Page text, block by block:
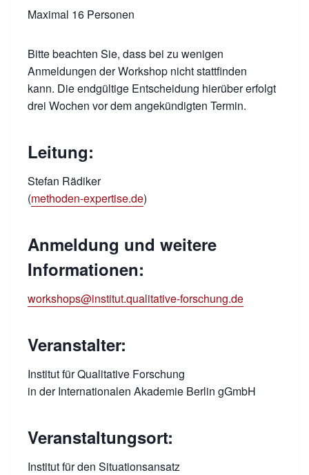
Maximal 16 Personen
Bitte beachten Sie, dass bei zu wenigen
Anmeldungen der Workshop nicht stattfinden
kann. Die endgültige Entscheidung hierüber erfolgt
drei Wochen vor dem angekündigten Termin.
Leitung:
Stefan Rädiker
(methoden-expertise.de)
Anmeldung und weitere
Informationen:
workshops@institut.qualitative-forschung.de
Veranstalter:
Institut für Qualitative Forschung
in der Internationalen Akademie Berlin gGmbH
Veranstaltungsort:
Institut für den Situationsansatz